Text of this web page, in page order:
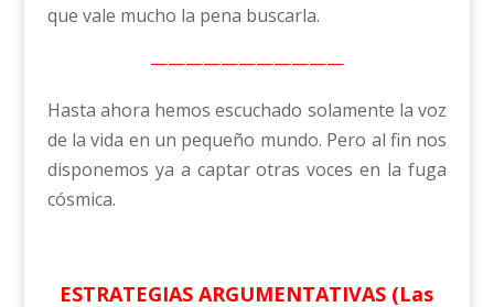
que vale mucho la pena buscarla.
———————————
Hasta ahora hemos escuchado solamente la voz
de la vida en un pequeño mundo. Pero al fin nos
disponemos ya a captar otras voces en la fuga
cósmica.
ESTRATEGIAS ARGUMENTATIVAS (Las